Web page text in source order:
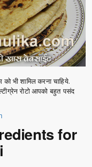
भी शामिल करना चाहिये.
रोटो आपको बहुत पसंद
for